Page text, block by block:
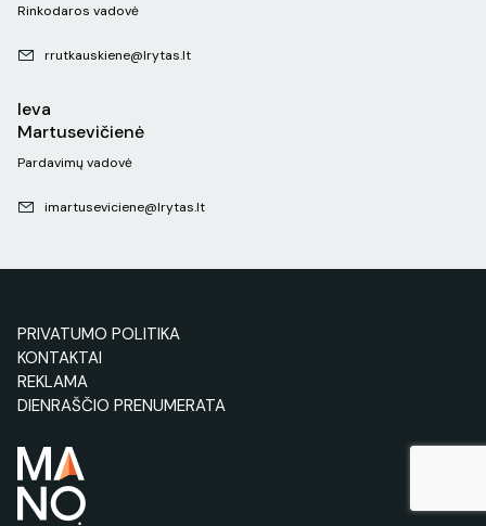
Rinkodaros vadovė
rrutkauskiene@lrytas.lt
Ieva
Martusevičienė
Pardavimų vadovė
imartuseviciene@lrytas.lt
PRIVATUMO POLITIKA
KONTAKTAI
REKLAMA
DIENRAŠČIO PRENUMERATA